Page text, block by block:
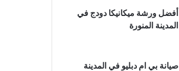
أفضل ورشة ميكانيكا دودج في
المدينة المنورة
صيانة بي ام دبليو في المدينة